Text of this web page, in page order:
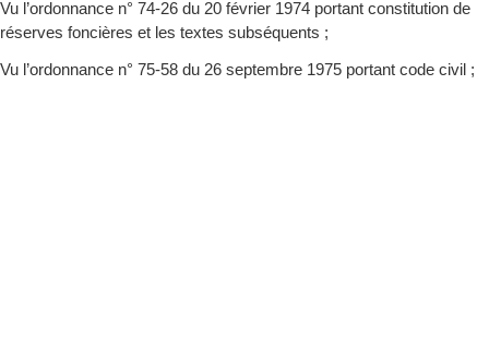
Vu l’ordonnance n° 74-26 du 20 février 1974 portant constitution de
réserves foncières et les textes subséquents ;
Vu l’ordonnance n° 75-58 du 26 septembre 1975 portant code civil ;